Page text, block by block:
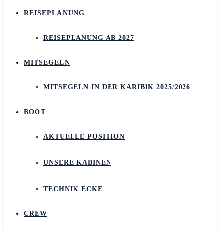
REISEPLANUNG
REISEPLANUNG AB 2027
MITSEGELN
MITSEGELN IN DER KARIBIK 2025/2026
BOOT
AKTUELLE POSITION
UNSERE KABINEN
TECHNIK ECKE
CREW